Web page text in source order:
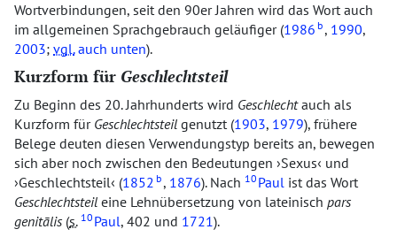
Wortverbindungen, seit den 90er Jahren wird das Wort auch
im allgemeinen Sprachgebrauch geläufiger (1986 b , 1990,
2003; vgl.auch unten).
Kurzform für Geschlechtsteil
Zu Beginn des 20. Jahrhunderts wird Geschlechtauch als
Kurzform für Geschlechtsteil genutzt (1903, 1979), frühere
Belege deuten diesen Verwendungstyp bereits an, bewegen
sich aber noch zwischen den Bedeutungen Sexus und
Geschlechtsteil (1852 b , 1876). Nach 10 Paulist das Wort
Geschlechtsteil eine Lehnübersetzung von lateinisch pars
genitālis (s. 10 Paul, 402 und 1721).